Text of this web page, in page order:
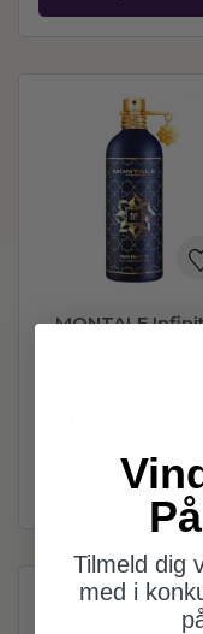
MONTALE
Læg i kurv
Tilmeld dig
med i